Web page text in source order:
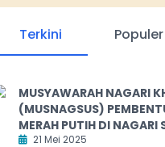
Terkini Populer
MUSYAWARAH NAGARI
(MUSNAGSUS)
MERAH PUTIH DI NAGARI
21 Mei 2025